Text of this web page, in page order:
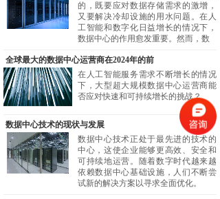
的，既要应对数据存储需求的激增，
又要解决冷却设施的用水问题。在人
工智能和数字化日益增长的情况下，
数据中心的作用愈发重要。然而，数
全球最大的数据中心运营商在2024年的前
在人工智能服务需求不断增长的情况
下，大型超大规模数据中心运营商能
否应对快速和可持续增长的挑战？
数据中心技术的现状与发展
数据中心技术正处于最先进的技术的
中心，这使企业能够更高效、安全和
可持续地运营。随着数字时代越来越
依赖数据中心基础设施，人们不断尝
试新的解决方案以寻求全面优化。